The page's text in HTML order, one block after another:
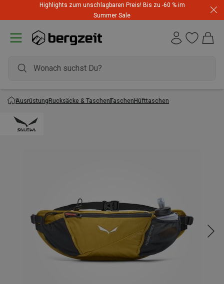
Highlights zum unschlagbaren Preis! Bis zu -60 % im
Summer Sale
AusrüstungRucksäcke & TaschenTaschenHüfttaschen